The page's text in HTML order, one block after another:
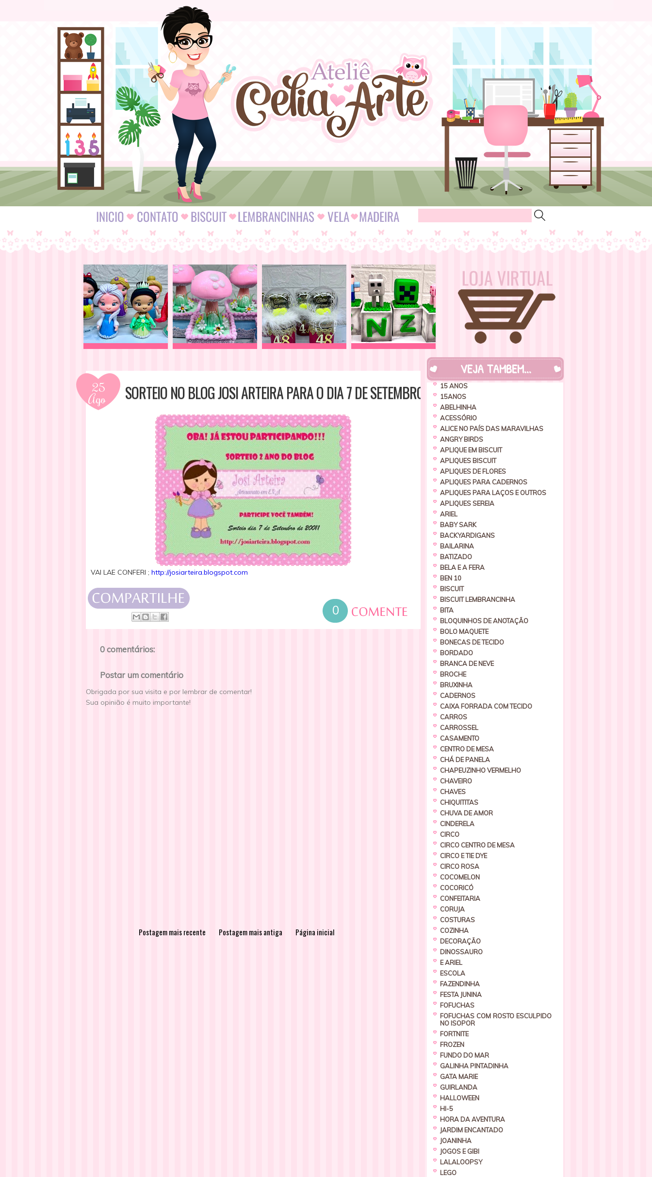
25
Ago SORTEIO NO BLOG JOSI ARTEIRA PARA O DIA 7 DE SETEMBRO
VAI LAE CONFERI ; http://josiarteira.blogspot.com
0
0 comentários:
Postar um comentário
Obrigada por sua visita e por lembrar de comentar!
Sua opinião é muito importante!
Postagem mais recente Postagem mais antiga Página inicial
VEJA TAMBEM...
15 ANOS
15ANOS
ABELHINHA
ACESSÓRIO
ALICE NO PAÍS DAS MARAVILHAS
ANGRY BIRDS
APLIQUE EM BISCUIT
APLIQUES BISCUIT
APLIQUES DE FLORES
APLIQUES PARA CADERNOS
APLIQUES PARA LAÇOS E OUTROS
APLIQUES SEREIA
ARIEL
BABY SARK
BACKYARDIGANS
BAILARINA
BATIZADO
BELA E A FERA
BEN 10
BISCUIT
BISCUIT LEMBRANCINHA
BITA
BLOQUINHOS DE ANOTAÇÃO
BOLO MAQUETE
BONECAS DE TECIDO
BORDADO
BRANCA DE NEVE
BROCHE
BRUXINHA
CADERNOS
CAIXA FORRADA COM TECIDO
CARROS
CARROSSEL
CASAMENTO
CENTRO DE MESA
CHÁ DE PANELA
CHAPEUZINHO VERMELHO
CHAVEIRO
CHAVES
CHIQUITITAS
CHUVA DE AMOR
CINDERELA
CIRCO
CIRCO CENTRO DE MESA
CIRCO E TIE DYE
CIRCO ROSA
COCOMELON
COCORICÓ
CONFEITARIA
CORUJA
COSTURAS
COZINHA
DECORAÇÃO
DINOSSAURO
E ARIEL
ESCOLA
FAZENDINHA
FESTA JUNINA
FOFUCHAS
FOFUCHAS COM ROSTO ESCULPIDO
NO ISOPOR
FORTNITE
FROZEN
FUNDO DO MAR
GALINHA PINTADINHA
GATA MARIE
GUIRLANDA
HALLOWEEN
HI-5
HORA DA AVENTURA
JARDIM ENCANTADO
JOANINHA
JOGOS E GIBI
LALALOOPSY
LEGO